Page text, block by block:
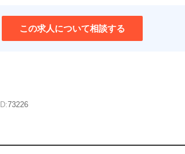
この求人について相談する
73226